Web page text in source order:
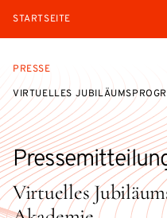
STARTSEITE
PRESSE
VIRTUELLES
Virtuelles